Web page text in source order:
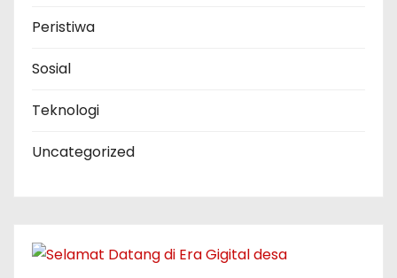
Peristiwa
Sosial
Teknologi
Uncategorized